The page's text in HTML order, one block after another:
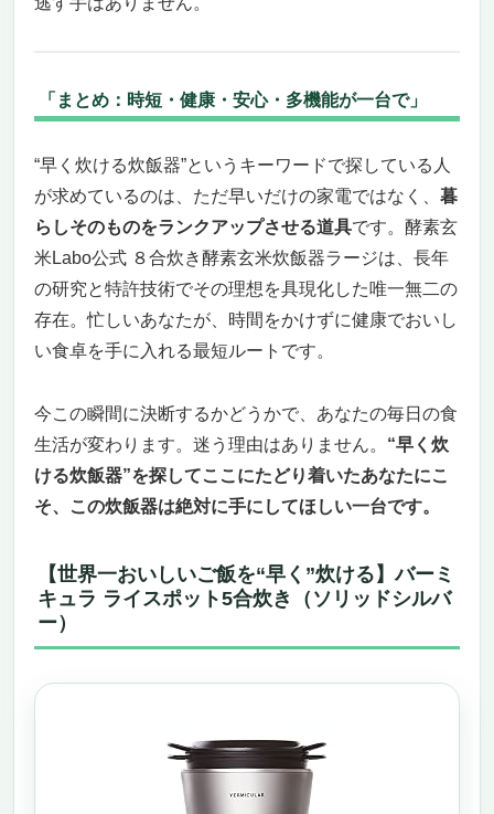
「まとめ：時短・健康・安心・多機能が一台で」
“早く炊ける炊飯器”というキーワードで探している人
が求めているのは、ただ早いだけの家電ではなく、 暮
らしそのものをランクアップさせる道具です。酵素玄
米Labo公式 ８合炊き酵素玄米炊飯器ラージは、長年
の研究と特許技術でその理想を具現化した唯一無二の
存在。忙しいあなたが、時間をかけずに健康でおいし
い食卓を手に入れる最短ルートです。
今この瞬間に決断するかどうかで、あなたの毎日の食
生活が変わります。迷う理由はありません。 “早く炊
ける炊飯器”を探してここにたどり着いたあなたにこ
そ、この炊飯器は絶対に手にしてほしい一台です。
【世界一おいしいご飯を“早く”炊ける】バーミ
キュラ ライスポット5合炊き（ソリッドシルバ
ー）